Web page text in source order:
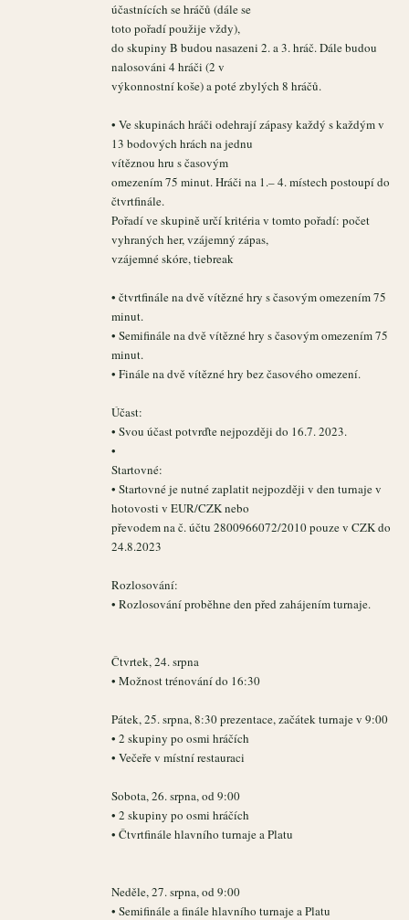
účastnících se hráčů (dále se
toto pořadí použije vždy),
do skupiny B budou nasazeni 2. a 3. hráč. Dále budou
nalosováni 4 hráči (2 v
výkonnostní koše) a poté zbylých 8 hráčů.
• Ve skupinách hráči odehrají zápasy každý s každým v
13 bodových hrách na jednu
vítěznou hru s časovým
omezením 75 minut. Hráči na 1.– 4. místech postoupí do
čtvrtfinále.
Pořadí ve skupině určí kritéria v tomto pořadí: počet
vyhraných her, vzájemný zápas,
vzájemné skóre, tiebreak
• čtvrtfinále na dvě vítězné hry s časovým omezením 75
minut.
• Semifinále na dvě vítězné hry s časovým omezením 75
minut.
• Finále na dvě vítězné hry bez časového omezení.
Účast:
• Svou účast potvrďte nejpozději do 16.7. 2023.
•
Startovné:
• Startovné je nutné zaplatit nejpozději v den turnaje v
hotovosti v EUR/CZK nebo
převodem na č. účtu 2800966072/2010 pouze v CZK do
24.8.2023
Rozlosování:
• Rozlosování proběhne den před zahájením turnaje.
Čtvrtek, 24. srpna
• Možnost trénování do 16:30
Pátek, 25. srpna, 8:30 prezentace, začátek turnaje v 9:00
• 2 skupiny po osmi hráčích
• Večeře v místní restauraci
Sobota, 26. srpna, od 9:00
• 2 skupiny po osmi hráčích
• Čtvrtfinále hlavního turnaje a Platu
Neděle, 27. srpna, od 9:00
• Semifinále a finále hlavního turnaje a Platu